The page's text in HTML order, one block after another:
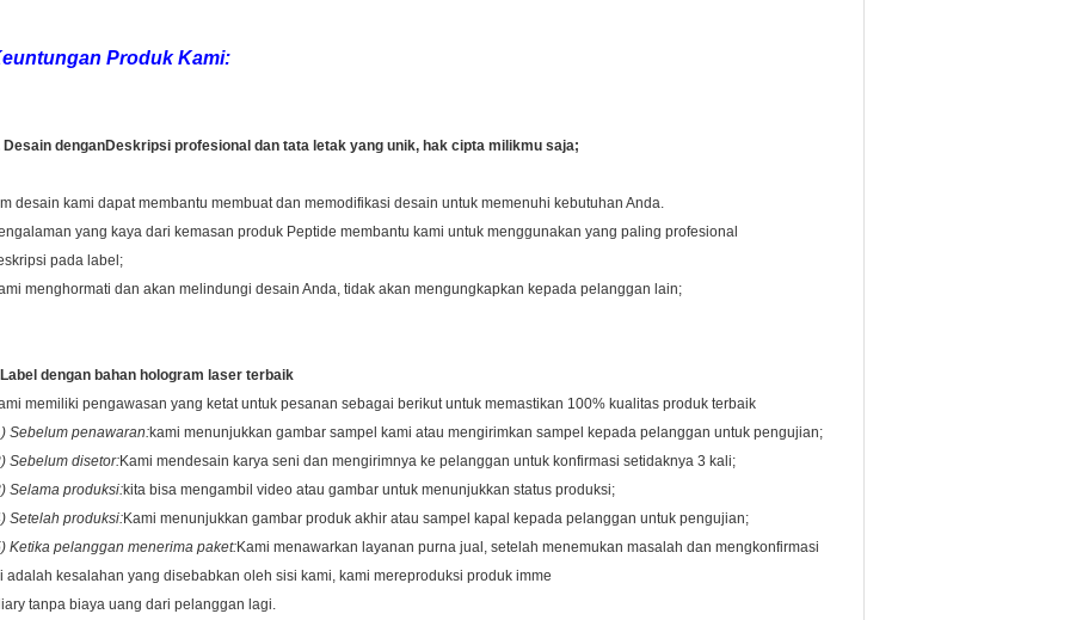
Produk Kami:
Desain denganDeskripsi profesional dan tata letak yang unik, hak cipta milikmu saja;
desain kami dapat membantu membuat dan memodifikasi desain untuk memenuhi kebutuhan Anda.
yang kaya dari kemasan produk Peptide membantu kami untuk menggunakan yang paling profesional
pada label;
menghormati dan akan melindungi desain Anda, tidak akan mengungkapkan kepada pelanggan lain;
Label dengan bahan hologram laser terbaik
memiliki pengawasan yang ketat untuk pesanan sebagai berikut untuk memastikan 100% kualitas produk terbaik
Sebelum penawaran:kami menunjukkan gambar sampel kami atau mengirimkan sampel kepada pelanggan untuk pengujian;
Sebelum disetor:Kami mendesain karya seni dan mengirimnya ke pelanggan untuk konfirmasi setidaknya 3 kali;
Selama produksi:kita bisa mengambil video atau gambar untuk menunjukkan status produksi;
Setelah produksi:Kami menunjukkan gambar produk akhir atau sampel kapal kepada pelanggan untuk pengujian;
Ketika pelanggan menerima paket:Kami menawarkan layanan purna jual, setelah menemukan masalah dan mengkonfirmasi
adalah kesalahan yang disebabkan oleh sisi kami, kami mereproduksi produk imme
tanpa biaya uang dari pelanggan lagi.